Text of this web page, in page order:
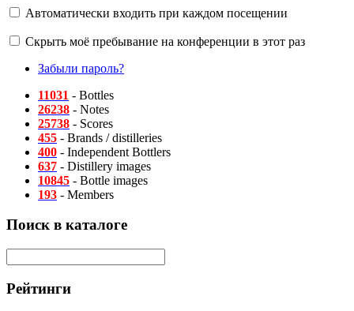
Автоматически входить при каждом посещении
Скрыть моё пребывание на конференции в этот раз
Забыли пароль?
11031 - Bottles
26238 - Notes
25738 - Scores
455 - Brands / distilleries
400 - Independent Bottlers
637 - Distillery images
10845 - Bottle images
193 - Members
Поиск в каталоге
Рейтинги